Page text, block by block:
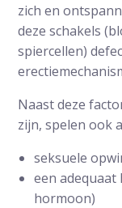
zich en
deze schakels
spiercellen)
Naast deze
zijn, spelen ook
seksuele
een
hormoon)